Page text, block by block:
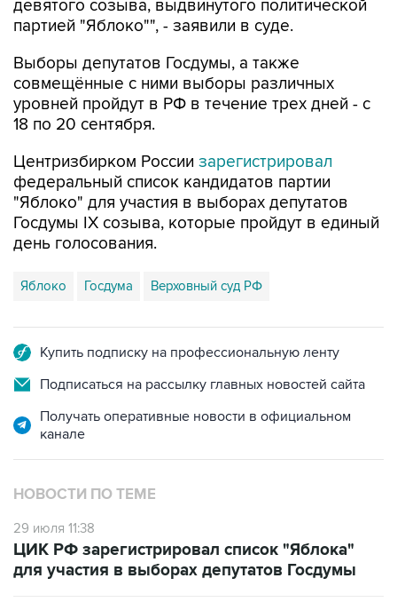
Выборы депутатов Госдумы, а также
уровней пройдут в РФ в течение трех дней - с
18 по 20 сентября.
Центризбирком России
"Яблоко" для участия в выборах депутатов
Госдумы IX созыва, которые пройдут в единый
день голосования.
Яблоко Госдума Верховный суд РФ
Подписаться на рассылку главных новостей сайта
Получать оперативные новости в официальном
НОВОСТИ ПО ТЕМЕ
29 июля 11:38
для участия в выборах депутатов Госдумы
18 июля 11:35